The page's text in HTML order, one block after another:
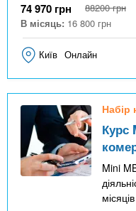
74 970 грн 88200 грн
В місяць: 16 800 грн
Київ Онлайн
Набір
Курс
Mini